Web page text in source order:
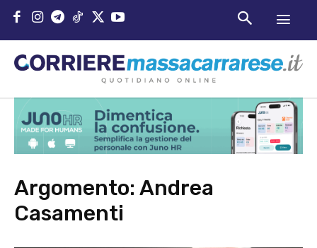
Argomento: Andrea
Casamenti